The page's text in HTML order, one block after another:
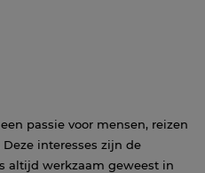
passie voor mensen, reizen
interesses zijn de
altijd werkzaam geweest in